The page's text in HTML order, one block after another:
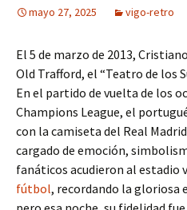
mayo 27, 2025 vigo-retro
El 5 de marzo de 2013,
Old Trafford, el “Teatro de los
En el partido de vuelta de los
Champions League, el
con la camiseta del Real
cargado de emoción,
fanáticos acudieron al estadio
fútbol, recordando la gloriosa